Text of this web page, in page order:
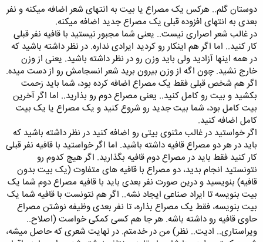
م
و
ض
ع
دوستان گلم.. هرکس یک مصراع یا بیت به انتهای شعر اضافه میکنه و نفر
بعدی به انتهای افزوده قبلی یک مصراع جدید اضافه میکنه.
در غالب شعر اصراری نیست.. یعنی شما مجبور نیستید با قافیه نفر قبلی
کار کنید.. اما اگر هم اینکار رو کردید ایرادی نداره. در نظر داشته باشید که
در همه اینها آزادید ولی باید وزن رو در نظر داشته باشید. یعنی از وزن
خارج نشید. چون اگه از وزن بیرون برید شعر انسجامش رو از دست میده.
اگر هم شخص قبلی فقط یک مصراع اضافه کرده بود، شما باید زحمت
بکشید و بیت رو کامل کنید.. یعنی مصراع دوم رو بذارید.. اما اگر آخرین
بیت کامل بود، شما بیت جدید رو شروع کنید و یک مصراع یا یک بیت
کامل اضافه کنید.
اگر خواستید در غالب مثنوی بیتی رو اضافه کنید در نظر داشته باشید که
باید در هر دو مصراع قافیه داشته باشید. اما اگر خواستید با قافیه نفر قبلی
کار کنید فقط باید در مصراع دوم قافیه بگذارید. اگر هیچ کدوم رو
نتونستید انجام بدید، دو مصراع با قافیه های متفاوت (یک بیت بدون
قافیه) بنویسید و درین صورت نفر بعدی باید با قافیه مصراع دوم شما یک
بیت بنویسه تا ایراد صناعی ایجاد نشه.. اگر هم نتونست با قافیه شما یک
بیت بنویسه، فقط یک مصراع بذاره، تا نفر بعدی وظیفه نوشتن مصراع
حاوی قافیه رو داشته باشه. هر جا هم کسی کمکی خواست (اصلاح..
ویراستاری.. ادیت.. نظر) من در خدمتم. در نهایت شعری که حاصل میشه،